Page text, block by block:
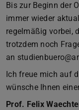
Bis zur Beginn der
immer wieder
regelmäßig vorbei,
trotzdem noch
an
Ich freue mich auf
wünsche Ihnen
Prof. Felix